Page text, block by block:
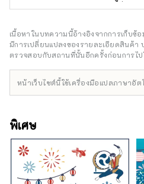
ของคนในท้องถิ่น คุ
เกี่ยวกับเรื่องนี้หรือ
ใหม่ๆ นำไปสู่บางสิ่
ที่ "ดี" เป็นเรื่องเกี่ยว
เฮียวโกะตามแนวคิด
เนื้อหาในบทความนี้อ้างอิงจากการเก็บข้
มีการเปลี่ยนแปลงของรายละเอียดสินค้า
ตรวจสอบกับสถานที่นั้นอีกครั้งก่อนการไป
หน้าเว็บไซต์นี้ใช้เครื่องมือแปลภาษาอั
พิเศษ